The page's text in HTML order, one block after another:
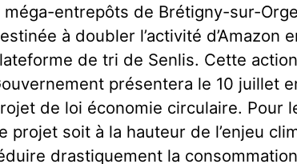
méga-entrepôts de Brétigny-sur-
à doubler l’activité d’Amazon
de tri de Senlis. Cette
présentera le 10 juillet
de loi économie circulaire. Pour
projet soit à la hauteur de l’enjeu
drastiquement la